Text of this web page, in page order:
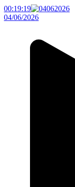
00:19:19
04/06/2026